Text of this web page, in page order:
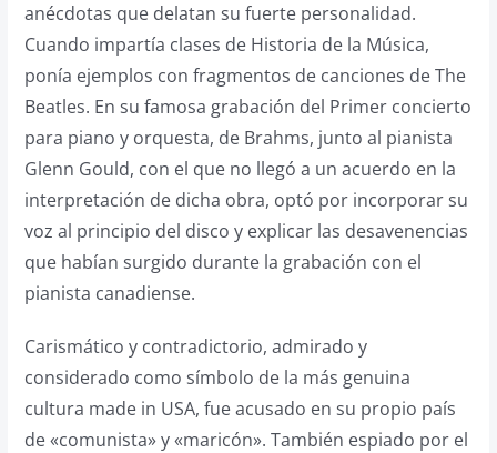
anécdotas que delatan su fuerte personalidad.
Cuando impartía clases de Historia de la Música,
ponía ejemplos con fragmentos de canciones de The
Beatles. En su famosa grabación del Primer concierto
para piano y orquesta, de Brahms, junto al pianista
Glenn Gould, con el que no llegó a un acuerdo en la
interpretación de dicha obra, optó por incorporar su
voz al principio del disco y explicar las desavenencias
que habían surgido durante la grabación con el
pianista canadiense.
Carismático y contradictorio, admirado y
considerado como símbolo de la más genuina
cultura made in USA, fue acusado en su propio país
de «comunista» y «maricón». También espiado por el